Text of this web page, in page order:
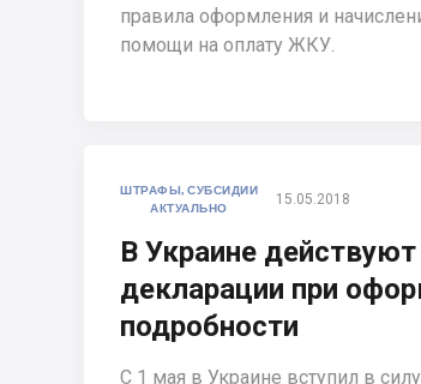
правила оформления и
помощи на оплату ЖКУ.
ШТРАФЫ, СУБСИДИИ
АКТУАЛЬНО
15.05.2018
В Украине
декларации при
подробности
С 1 мая в Украине вступил в